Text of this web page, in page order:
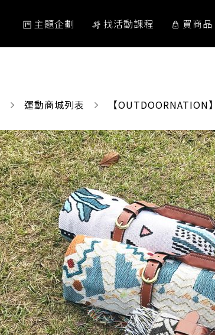
主題企劃 找活動課程 買商品
運動商城列表 CURRENT:
【